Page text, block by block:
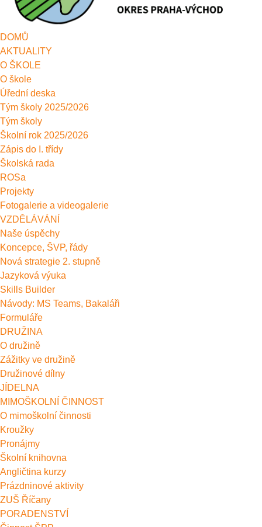
DOMŮ
AKTUALITY
O ŠKOLE
O škole
Úřední deska
Tým školy 2025/2026
Tým školy
Školní rok 2025/2026
Zápis do I. třídy
Školská rada
ROSa
Projekty
Fotogalerie a videogalerie
VZDĚLÁVÁNÍ
Naše úspěchy
Koncepce, ŠVP, řády
Nová strategie 2. stupně
Jazyková výuka
Skills Builder
Návody: MS Teams, Bakaláři
Formuláře
DRUŽINA
O družině
Zážitky ve družině
Družinové dílny
JÍDELNA
MIMOŠKOLNÍ ČINNOST
O mimoškolní činnosti
Kroužky
Pronájmy
Školní knihovna
Angličtina kurzy
Prázdninové aktivity
ZUŠ Říčany
PORADENSTVÍ